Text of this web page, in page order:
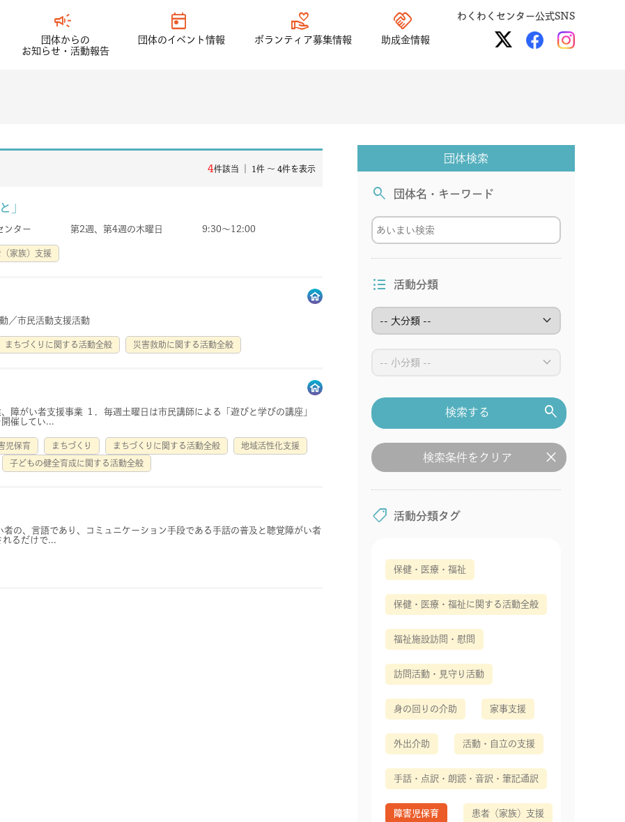
campaign
団体からの
お知らせ・活動報告
today
団体のイベント情報
volunteer_activism
ボランティア募集情報
handshake
助成金情報
わくわくセンター公式SNS
4件該当 ｜ 1件 〜 4件を表示
」
合福祉センター 第2週、第4週の木曜日 9:30～12:00
（家族）支援
／市民活動支援活動
まちづくりに関する活動全般 災害救助に関する活動全般
障がい者支援事業 １．毎週土曜日は市民講師による「遊びと学びの講座」
催してい...
児保育 まちづくり まちづくりに関する活動全般 地域活性化支援
子どもの健全育成に関する活動全般
の、言語であり、コミュニケーション手段である手話の普及と聴覚障がい者
るだけで...
団体検索
search 団体名・キーワード
format_list_bulleted 活動分類
keyboard_arrow_down
keyboard_arrow_down
search
検索する
clear
検索条件をクリア
shoppingmode 活動分類タグ
保健・医療・福祉
保健・医療・福祉に関する活動全般
福祉施設訪問・慰問
訪問活動・見守り活動
身の回りの介助 家事支援
外出介助 活動・自立の支援
手話・点訳・朗読・音訳・筆記通訳
障害児保育 患者（家族）支援